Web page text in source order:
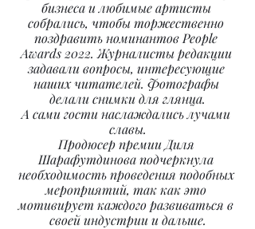
бизнеса и любимые артисты
собрались, чтобы торжественно
поздравить номинантов People
Awards 2022. Журналисты редакции
задавали вопросы, интересующие
наших читателей. Фотографы
делали снимки для глянца.
А сами гости наслаждались лучами
славы.
Продюсер премии Диля
Шарафутдинова подчеркнула
необходимость проведения подобных
мероприятий, так как это
мотивирует каждого развиваться в
своей индустрии и дальше.